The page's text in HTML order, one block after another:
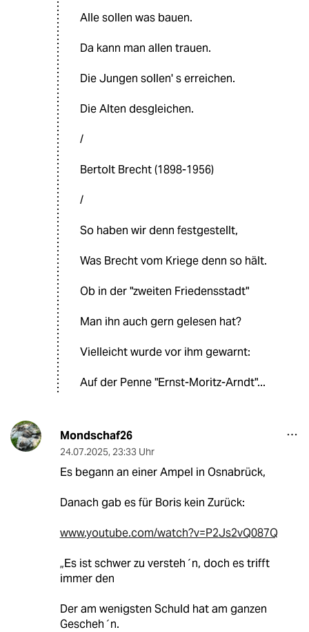
Alle sollen was bauen.
Da kann man allen trauen.
Die Jungen sollen' s erreichen.
Die Alten desgleichen.
/
Bertolt Brecht (1898-1956)
/
So haben wir denn festgestellt,
Was Brecht vom Kriege denn so hält.
Ob in der "zweiten Friedensstadt"
Man ihn auch gern gelesen hat?
Vielleicht wurde vor ihm gewarnt:
Auf der Penne "Ernst-Moritz-Arndt"...
Mondschaf26
24.07.2025, 23:33 Uhr
Es begann an einer Ampel in Osnabrück,
Danach gab es für Boris kein Zurück:
www.youtube.com/watch?v=P2Js2vQ087Q
„Es ist schwer zu versteh´n, doch es trifft
immer den
Der am wenigsten Schuld hat am ganzen
Gescheh´n.